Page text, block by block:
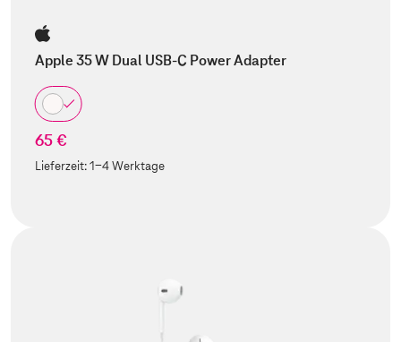
Apple 35 W Dual USB-C Power Adapter
65 €
Lieferzeit:1-4 Werktage